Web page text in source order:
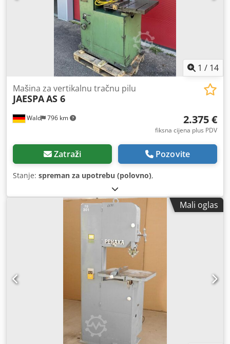
1 / 14
Wald 796 km
Mašina za vertikalnu tračnu pilu
JAESPAAS 6
2.375 €
fiksna cijena plus PDV
Zatraži Pozovite
Stanje: spreman za upotrebu (polovno),
Mali oglas